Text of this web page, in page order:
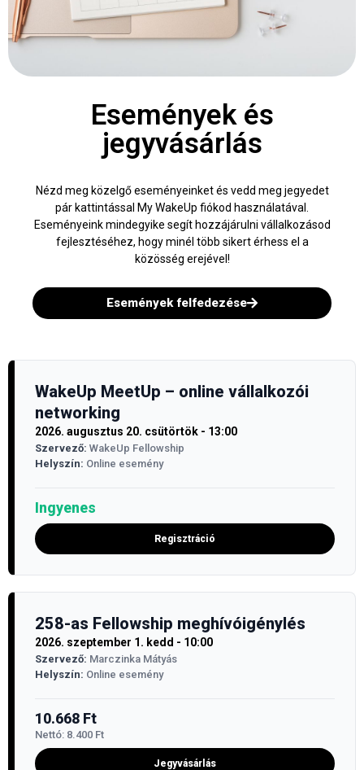
Események és
jegyvásárlás
Nézd meg közelgő eseményeinket és vedd meg jegyedet
pár kattintással My WakeUp fiókod használatával.
Eseményeink mindegyike segít hozzájárulni vállalkozásod
fejlesztéséhez, hogy minél több sikert érhess el a
közösség erejével!
Események felfedezése
WakeUp MeetUp – online vállalkozói
networking
2026. augusztus 20. csütörtök - 13:00
Szervező: WakeUp Fellowship
Helyszín: Online esemény
Ingyenes
Regisztráció
258-as Fellowship meghívóigénylés
2026. szeptember 1. kedd - 10:00
Szervező: Marczinka Mátyás
Helyszín: Online esemény
10.668 Ft
Nettó: 8.400 Ft
Jegyvásárlás